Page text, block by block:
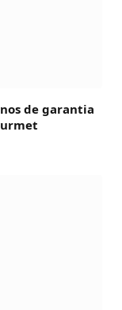
de garantia